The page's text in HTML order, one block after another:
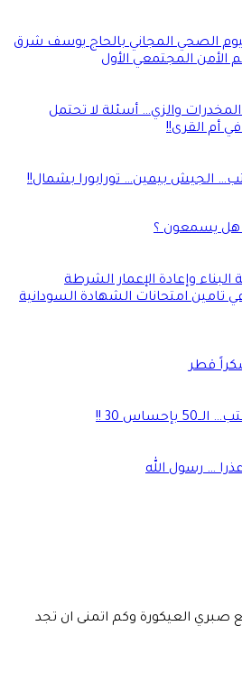
الصحي المجاني بالحاج يوسف شرق
المجتمعي الأول
والزي… أسئلة لا تحتمل
أم القرى!!
الجيش بيمين… تورابورا بشمال!!
هل يسمعون ؟
وإعادة الإعمار الشرطة
تامين امتحانات الشهادة السودانية
قطر
30 !!
… رسول الله
صبري العيكورة وكم اتمنى ان تجد